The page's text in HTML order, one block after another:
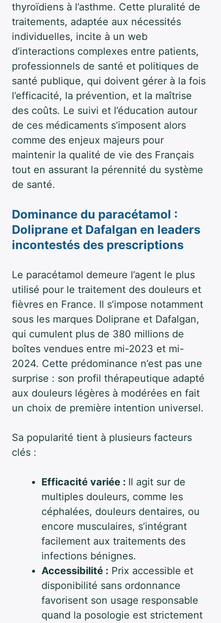
thyroïdiens à l’asthme. Cette pluralité de
traitements, adaptée aux nécessités
individuelles, incite à un web
d’interactions complexes entre patients,
professionnels de santé et politiques de
santé publique, qui doivent gérer à la fois
l’efficacité, la prévention, et la maîtrise
des coûts. Le suivi et l’éducation autour
de ces médicaments s’imposent alors
comme des enjeux majeurs pour
maintenir la qualité de vie des Français
tout en assurant la pérennité du système
de santé.
Dominance du paracétamol :
Doliprane et Dafalgan en leaders
incontestés des prescriptions
Le paracétamol demeure l’agent le plus
utilisé pour le traitement des douleurs et
fièvres en France. Il s’impose notamment
sous les marques Doliprane et Dafalgan,
qui cumulent plus de 380 millions de
boîtes vendues entre mi-2023 et mi-
2024. Cette prédominance n’est pas une
surprise : son profil thérapeutique adapté
aux douleurs légères à modérées en fait
un choix de première intention universel.
Sa popularité tient à plusieurs facteurs
clés :
Efficacité variée : Il agit sur de
multiples douleurs, comme les
céphalées, douleurs dentaires, ou
encore musculaires, s’intégrant
facilement aux traitements des
infections bénignes.
Accessibilité : Prix accessible et
disponibilité sans ordonnance
favorisent son usage responsable
quand la posologie est strictement